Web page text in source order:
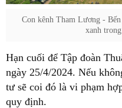
Con kênh Tham Lương -
xanh
Hạn cuối để Tập đoàn
ngày 25/4/2024. Nếu
tư sẽ coi đó là vi phạm
quy định.